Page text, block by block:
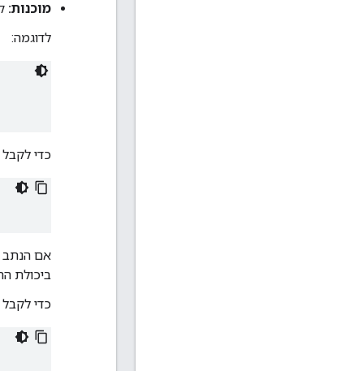
מוכנות:
לדוגמה:
כדי לקבל
ביכולת
כדי